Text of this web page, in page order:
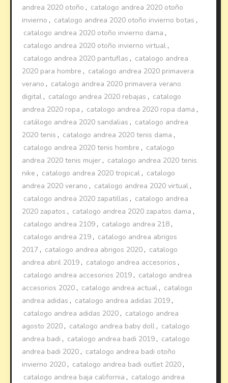
andrea 2020 otoño , catalogo andrea 2020 otoño
invierno , catalogo andrea 2020 otoño invierno botas ,
catalogo andrea 2020 otoño invierno dama ,
catalogo andrea 2020 otoño invierno virtual ,
catalogo andrea 2020 pantuflas , catalogo andrea
2020 para hombre , catalogo andrea 2020 primavera
verano , catalogo andrea 2020 primavera verano
digital , catalogo andrea 2020 rebajas , catalogo
andrea 2020 ropa , catalogo andrea 2020 ropa dama ,
catálogo andrea 2020 sandalias , catalogo andrea
2020 tenis , catalogo andrea 2020 tenis dama ,
catalogo andrea 2020 tenis hombre , catalogo
andrea 2020 tenis mujer , catalogo andrea 2020 tenis
nike , catalogo andrea 2020 tropical , catalogo
andrea 2020 verano , catalogo andrea 2020 virtual ,
catalogo andrea 2020 zapatillas , catalogo andrea
2020 zapatos , catalogo andrea 2020 zapatos dama ,
catalogo andrea 2109 , catalogo andrea 218 ,
catalogo andrea 219 , catalogo andrea abrigos
2017 , catalogo andrea abrigos 2020 , catalogo
andrea abril 2019 , catalogo andrea accesorios ,
catalogo andrea accesorios 2019 , catalogo andrea
accesorios 2020 , catalogo andrea actual , catalogo
andrea adidas , catalogo andrea adidas 2019 ,
catalogo andrea adidas 2020 , catalogo andrea
agosto 2020 , catalogo andrea baby doll , catalogo
andrea badi , catalogo andrea badi 2019 , catalogo
andrea badi 2020 , catalogo andrea badi otoño
invierno 2020 , catalogo andrea badi outlet 2020 ,
catalogo andrea baja california , catalogo andrea